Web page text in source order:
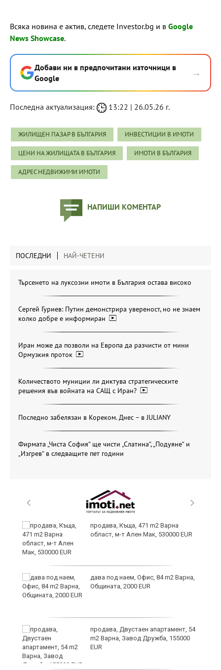
Всяка новина е актив, следете Investor.bg и в Google
News Showcase.
Добави ни в предпочитани източници в
Google
→
Последна актуализация: 13:22 | 26.05.26 г.
ЖИЛИЩЕН ПАЗАР В БЪЛГАРИЯ ИНВЕСТИЦИИ В ИМОТИ
ЦЕНИ НА ЖИЛИЩАТА В БЪЛГАРИЯ ИМОТИ В БЪЛГАРИЯ
АДРЕС НЕДВИЖИМИ ИМОТИ
НАПИШИ КОМЕНТАР
ПОСЛЕДНИ НАЙ-ЧЕТЕНИ
Търсенето на луксозни имоти в България остава високо
Сергей Гуриев: Путин демонстрира увереност, но не знаем
колко добре е информиран
Иран може да позволи на Европа да разчисти от мини
Ормузкия проток
Количеството муниции ли диктува стратегическите
решения във войната на САЩ с Иран?
Последно забелязан в Кореком. Днес – в JULIANY
Фирмата „Чиста София“ ще чисти „Слатина“, „Подуяне“ и
„Изгрев“ в следващите пет години
продава, Къща, 471 m2 Варна
област, м-т Ален Мак, 530000 EUR
дава под наем, Офис, 84 m2 Варна,
Общината, 2000 EUR
продава, Двустаен апартамент, 54
m2 Варна, Завод Дружба, 155000
EUR